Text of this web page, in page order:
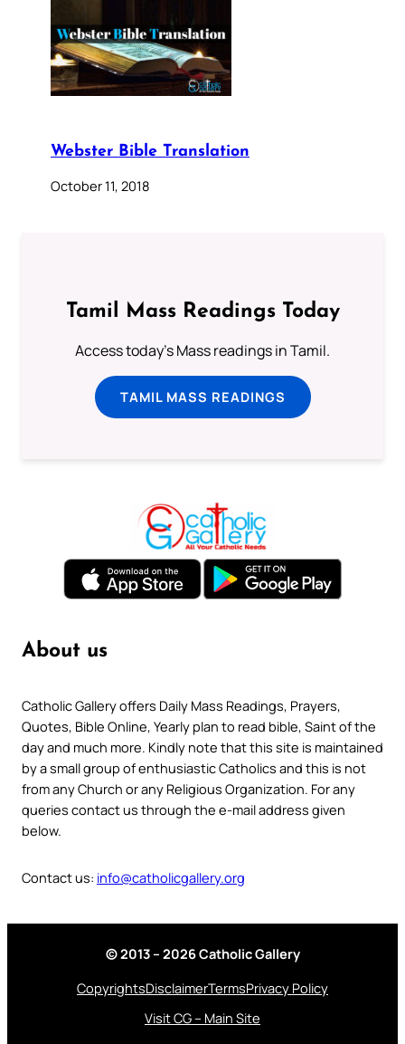
Webster Bible Translation
October 11, 2018
Tamil Mass Readings Today
Access today's Mass readings in Tamil.
TAMIL MASS READINGS
About us
Catholic Gallery offers Daily Mass Readings, Prayers,
Quotes, Bible Online, Yearly plan to read bible, Saint of the
day and much more. Kindly note that this site is maintained
by a small group of enthusiastic Catholics and this is not
from any Church or any Religious Organization. For any
queries contact us through the e-mail address given
below.
Contact us: info@catholicgallery.org
© 2013 – 2026 Catholic Gallery
CopyrightsDisclaimerTermsPrivacy Policy
Visit CG – Main Site